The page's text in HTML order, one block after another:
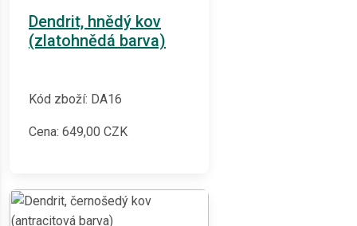
Dendrit, hnědý kov
(zlatohnědá barva)
Kód zboží: DA16
Cena: 649,00 CZK